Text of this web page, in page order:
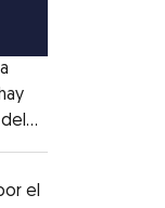
el